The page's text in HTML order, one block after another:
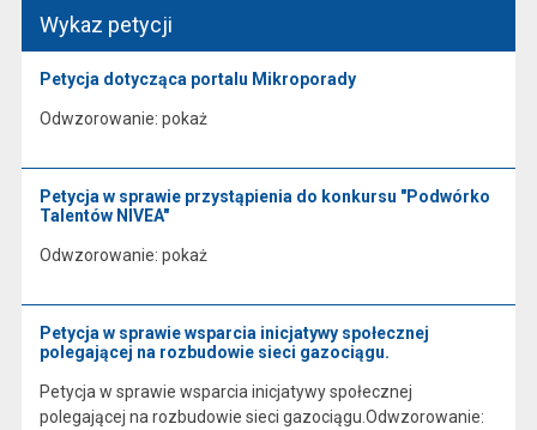
Wykaz petycji
Petycja dotycząca portalu Mikroporady
Odwzorowanie: pokaż
Petycja w sprawie przystąpienia do konkursu "Podwórko
Talentów NIVEA"
Odwzorowanie: pokaż
Petycja w sprawie wsparcia inicjatywy społecznej
polegającej na rozbudowie sieci gazociągu.
Petycja w sprawie wsparcia inicjatywy społecznej
polegającej na rozbudowie sieci gazociągu.Odwzorowanie: